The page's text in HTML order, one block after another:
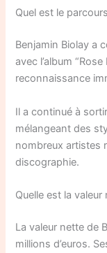
Quel est le
Benjamin Biolay a
avec l’album
reconnaissance
Il a continué à
mélangeant des
nombreux artistes
discographie.
Quelle est la
La valeur nette de
millions d’euros.